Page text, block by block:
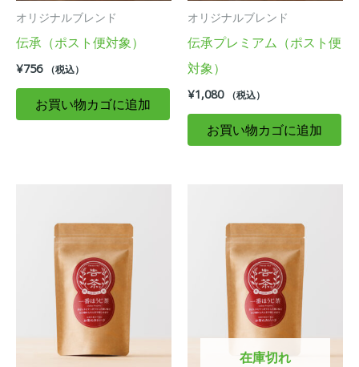
オリジナルブレンド
伝承（ポスト便対象）
¥756 （税込）
お買い物カゴに追加
オリジナルブレンド
伝承プレミアム（ポスト便
対象）
¥1,080 （税込）
お買い物カゴに追加
在庫切れ